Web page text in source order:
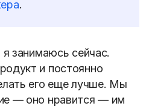
.
занимаюсь сейчас.
и постоянно
его еще лучше. Мы
— оно нравится — им